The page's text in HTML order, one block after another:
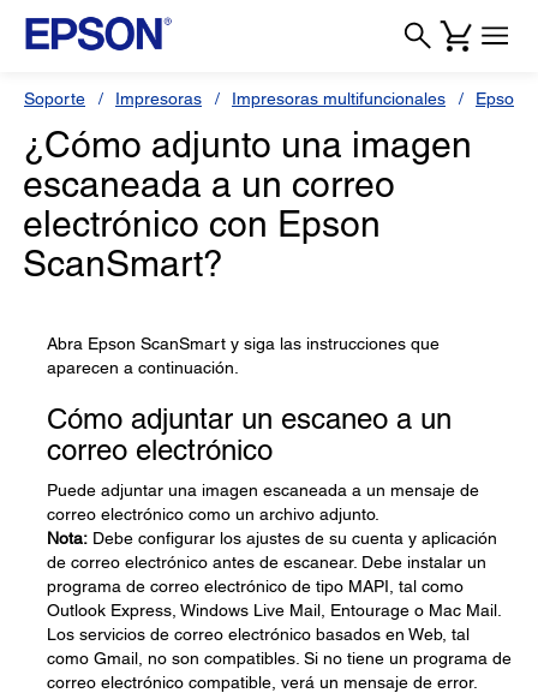
Soporte Impresoras Impresoras multifuncionales Epson
¿Cómo adjunto una imagen
escaneada a un correo
electrónico con Epson
ScanSmart?
Abra Epson ScanSmart y siga las instrucciones que
aparecen a continuación.
Cómo adjuntar un escaneo a un
correo electrónico
Puede adjuntar una imagen escaneada a un mensaje de
correo electrónico como un archivo adjunto.
Nota: Debe configurar los ajustes de su cuenta y aplicación
de correo electrónico antes de escanear. Debe instalar un
programa de correo electrónico de tipo MAPI, tal como
Outlook Express, Windows Live Mail, Entourage o Mac Mail.
Los servicios de correo electrónico basados en Web, tal
como Gmail, no son compatibles. Si no tiene un programa de
correo electrónico compatible, verá un mensaje de error.